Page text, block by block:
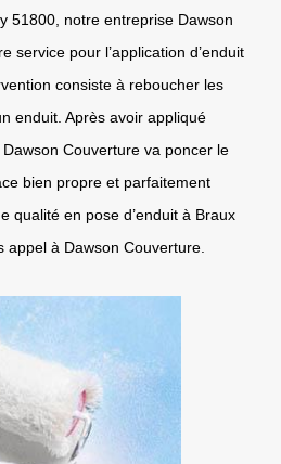
51800, notre entreprise Dawson
service pour l’application d’enduit
consiste à reboucher les
enduit. Après avoir appliqué
Couverture va poncer le
bien propre et parfaitement
qualité en pose d’enduit à Braux
appel à Dawson Couverture.